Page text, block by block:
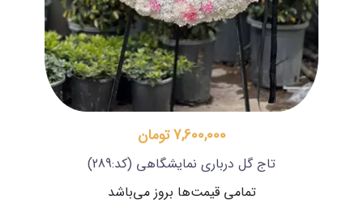
7,600,000 تومان
تاج گل درباری نمایشگاهی (کد:289)
تمامی قیمت‌ها بروز می‌باشد